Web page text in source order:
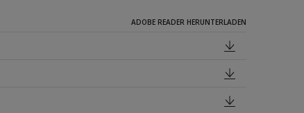
ADOBE READER HERUNTERLADEN